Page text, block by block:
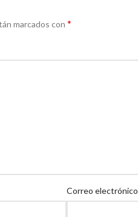
marcados con *
Correo electrónico